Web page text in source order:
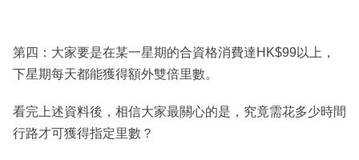
第四：大家要是在某一星期的合資格消費達HK$99以上，
下星期每天都能獲得額外雙倍里數。
看完上述資料後，相信大家最關心的是，究竟需花多少時間
行路才可獲得指定里數？